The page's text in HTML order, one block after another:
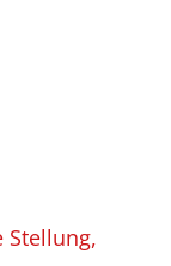
Stellung,